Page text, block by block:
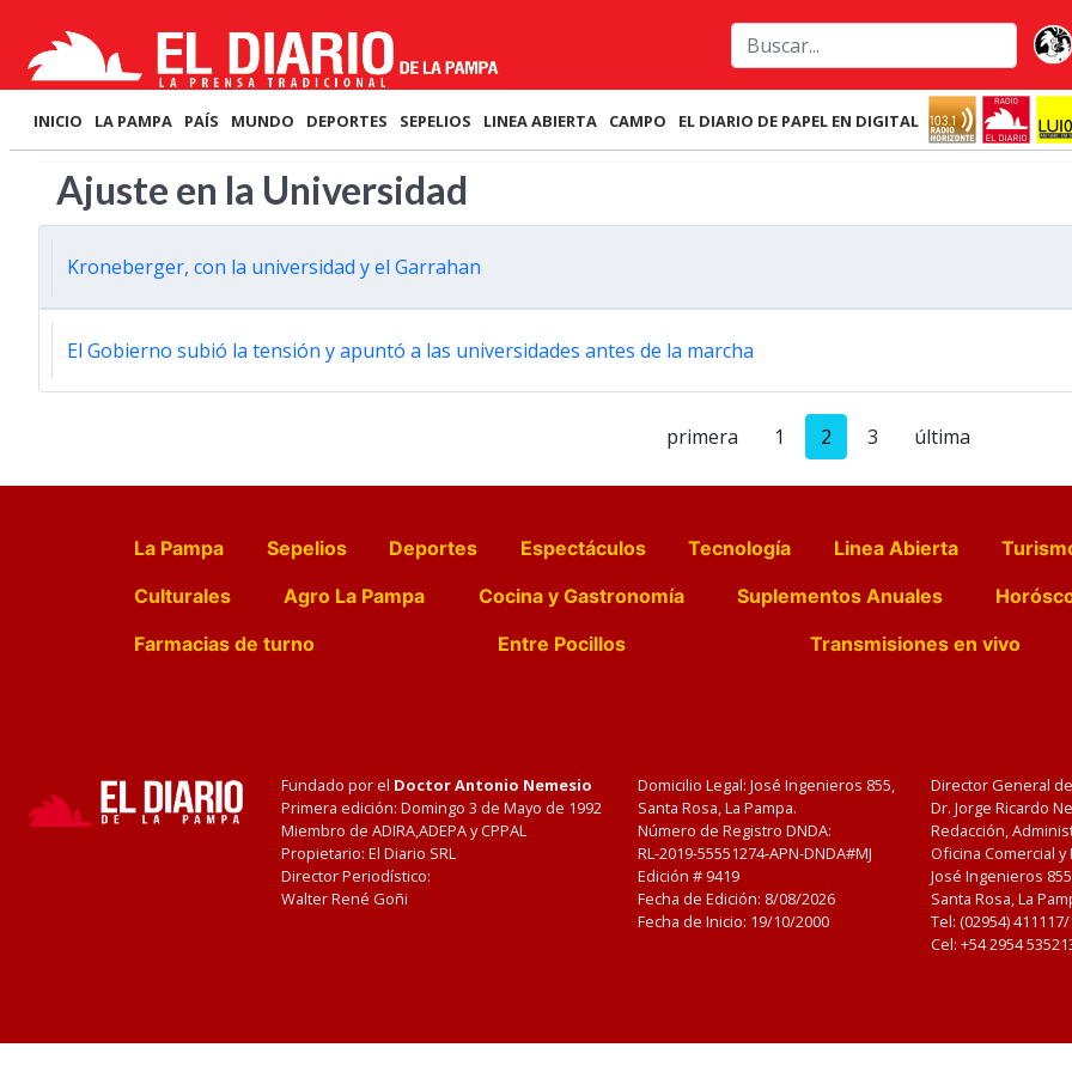
INICIO LA PAMPA PAÍS MUNDO DEPORTES SEPELIOS LINEA ABIERTA CAMPO EL DIARIO DE PAPEL EN DIGITAL
Ajuste en la Universidad
Kroneberger, con la universidad y el Garrahan
El Gobierno subió la tensión y apuntó a las universidades antes de la marcha
primera 1 2 3 última
La Pampa Sepelios Deportes Espectáculos Tecnología Linea Abierta
Culturales
Agro La Pampa Cocina y Gastronomía Suplementos Anuales
Farmacias de turno
Entre Pocillos Transmisiones en vivo
Fundado por el Doctor Antonio Nemesio
Primera edición: Domingo 3 de Mayo de 1992
Miembro de ADIRA,ADEPA y CPPAL
Propietario: El Diario SRL
Director Periodístico:
Walter René Goñi
Domicilio Legal: José Ingenieros 855,
Santa Rosa, La Pampa.
Número de Registro DNDA:
RL-2019-55551274-APN-DNDA#MJ
Edición # 9419
Fecha de Edición: 8/08/2026
Fecha de Inicio: 19/10/2000
Director General
Dr. Jorge Ricardo
Redacción,
Oficina Comercial
José Ingenieros
Santa Rosa, La
Tel: (02954)
Cel: +54 2954